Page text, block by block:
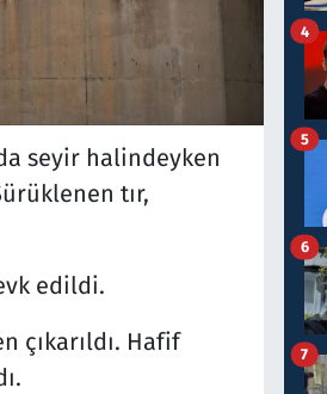
seyir halindeyken
tır,
edildi.
çıkarıldı. Hafif
4
5
6
7